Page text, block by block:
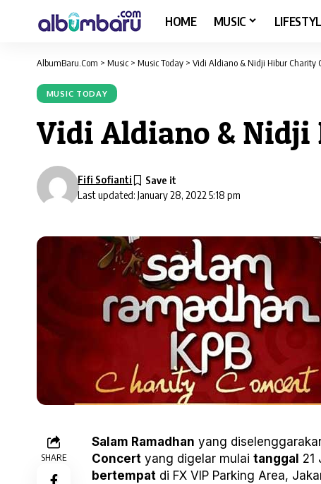
HOME MUSIC
AlbumBaru.Com > Music > Music Today > Vidi Aldiano & Nidji Hibur Charity
MUSIC TODAY
Vidi Aldiano & Nidji
Last updated: January 28, 2022 5:18 pm
Fifi Sofianti
SHARE
Salam Ramadhan yang
Concert yang digelar mulai tanggal 21
bertempat di FX VIP Parking Area,